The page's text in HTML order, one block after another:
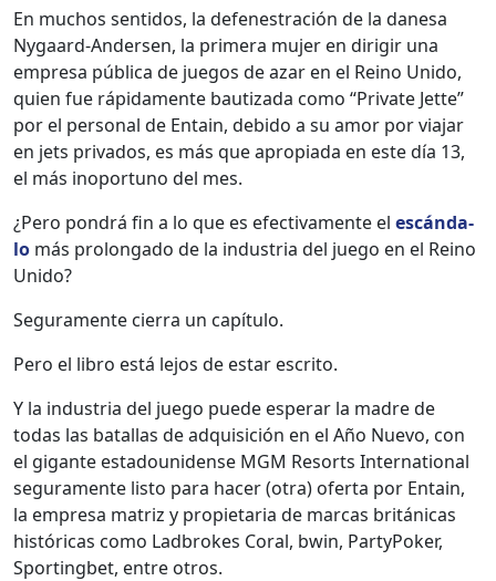
En muchos sen­ti­dos, la defen­es­tración de la dane­sa
Nygaard-Ander­sen, la primera mujer en diri­gir una
empre­sa públi­ca de jue­gos de azar en el Reino Unido,
quien fue ráp­i­da­mente bau­ti­za­da como “Pri­vate Jette”
por el per­son­al de Entain, debido a su amor por via­jar
en jets pri­va­dos, es más que apropi­a­da en este día 13,
el más ino­por­tuno del mes.
¿Pero pon­drá fin a lo que es efec­ti­va­mente el escán­da­
lo más pro­lon­ga­do de la indus­tria del juego en el Reino
Unido?
Segu­ra­mente cier­ra un capí­tu­lo.
Pero el libro está lejos de estar escrito.
Y la indus­tria del juego puede esper­ar la madre de
todas las batal­las de adquisi­ción en el Año Nue­vo, con
el gigante esta­dounidense MGM Resorts Inter­na­tion­al
segu­ra­mente lis­to para hac­er (otra) ofer­ta por Entain,
la empre­sa matriz y propi­etaria de mar­cas británi­cas
históri­c­as como Lad­brokes Coral, bwin, Par­ty­Pok­er,
Sport­ing­bet, entre otros.